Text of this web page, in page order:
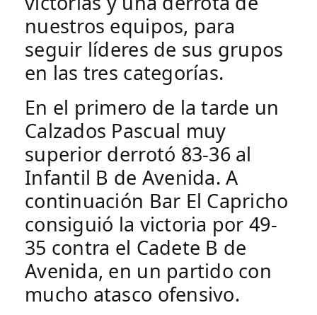
nuestros equipos, para
seguir líderes de sus grupos
en las tres categorías.
En el primero de la tarde un
Calzados Pascual muy
superior derrotó 83-36 al
Infantil B de Avenida. A
continuación Bar El Capricho
consiguió la victoria por 49-
35 contra el Cadete B de
Avenida, en un partido con
mucho atasco ofensivo.